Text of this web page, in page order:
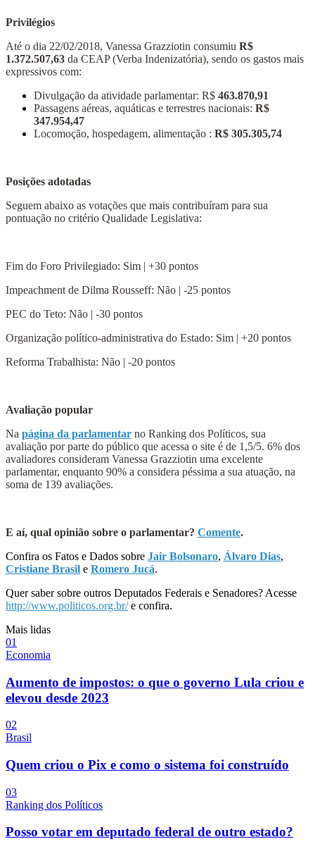
Privilégios
Até o dia 22/02/2018, Vanessa Grazziotin consumiu R$
1.372.507,63 da CEAP (Verba Indenizatória), sendo os gastos mais
expressivos com:
Divulgação da atividade parlamentar: R$ 463.870,91
Passagens aéreas, aquáticas e terrestres nacionais: R$
347.954,47
Locomoção, hospedagem, alimentação : R$ 305.305,74
Posições adotadas
Seguem abaixo as votações que mais contribuíram para sua
pontuação no critério Qualidade Legislativa:
Fim do Foro Privilegiado: Sim | +30 pontos
Impeachment de Dilma Rousseff: Não | -25 pontos
PEC do Teto: Não | -30 pontos
Organização político-administrativa do Estado: Sim | +20 pontos
Reforma Trabalhista: Não | -20 pontos
Avaliação popular
Na página da parlamentar no Ranking dos Políticos, sua
avaliação por parte do público que acessa o site é de 1,5/5. 6% dos
avaliadores consideram Vanessa Grazziotin uma excelente
parlamentar, enquanto 90% a considera péssima a sua atuação, na
soma de 139 avaliações.
E aí, qual opinião sobre o parlamentar? Comente.
Confira os Fatos e Dados sobre Jair Bolsonaro, Álvaro Dias,
Cristiane Brasil e Romero Jucá.
Quer saber sobre outros Deputados Federais e Senadores? Acesse
http://www.politicos.org.br/e confira.
Mais lidas
01
Economia
Aumento de impostos: o que o governo Lula criou e
elevou desde 2023
02
Brasil
Quem criou o Pix e como o sistema foi construído
03
Ranking dos Políticos
Posso votar em deputado federal de outro estado?